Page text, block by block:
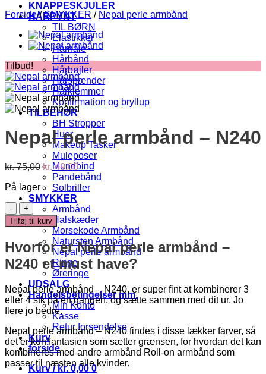
KNAPPESKJULER
HÅRPYNT
TIL BØRN
Elastikker
Hårnåle
Hårbånd
Hårbøjler
Hårspænder
Hårklemmer
Konfirmation og bryllup
TILBEHØR
BH Stropper
Huer
Makeup Tasker
Muleposer
Mundbind
Pandebånd
Solbriller
SMYKKER
Armbånd
Halskæder
Morsekode Armbånd
Natursten Armbånd
Nepal perle armbånd
Ringe
Øreringe
UDSALG
Handelsbetingelser mm.
Min Konto
Kasse
Retur forsendelse
Kurv
forside
Kurv /kr.0,00 0
Forside / SMYKKER / Nepal perle armbånd
Tilbud!
Nepal perle armbånd – N240
kr.75,00Den
oprindelige
pris
var:
kr. 75,00.
kr.49,00Den
aktuelle
pris
kr. 49,00.
På lager
Nepal
perle
armbånd
N240
antal
Tilføj til kurv
Hvorfor er Nepal perle armbånd –
N240 et must have?
Nepal perle armbånd – N240, er super fint at kombinerer 3
eller 4 stk på en gangen, og sætte sammen med dit ur. Jo
flere jo bedre.
Nepal perle armbånd – N240 findes i disse lækker farver, så
det er kun fantasien som sætter grænsen, for hvordan det kan
kombineres med andre armbånd Roll-on armbånd som
passer til næsten alle kvinder.